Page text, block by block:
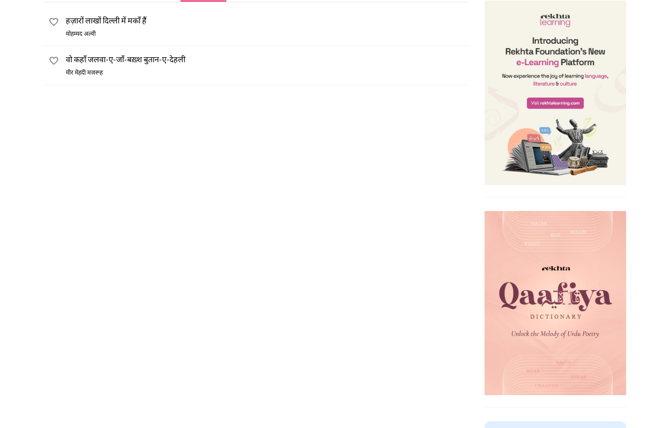
हज़ारों लाखों दिल्ली में मकाँ हैं
मोहम्मद अल्वी
वो कहाँ जलवा-ए-जाँ-बख़्श बुतान-ए-देहली
मीर मेहदी मजरूह